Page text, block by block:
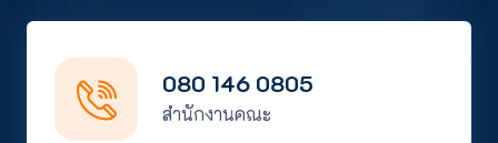
080 146 0805
สำนักงานคณะ